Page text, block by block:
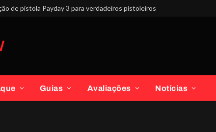
de pistola Payday 3 para verdadeiros pistoleiros
Guias Avaliações Notícias